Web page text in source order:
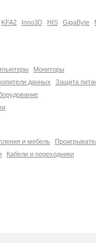
KFA2 Inno3D HIS GigaByte
Мониторы
данных
Защита
и мебель
Кабели и переходники